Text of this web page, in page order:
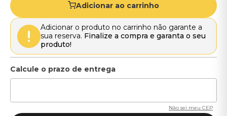
Adicionar ao carrinho
Adicionar o produto no carrinho não garante a
sua reserva. Finalize a compra e garanta o seu
produto!
Não sei meu CEP